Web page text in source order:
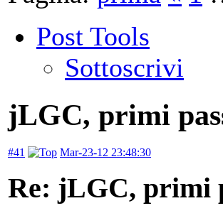
Post Tools
Sottoscrivi
jLGC, primi
#41 Mar-23-12 23:48:30
Re: jLGC, primi